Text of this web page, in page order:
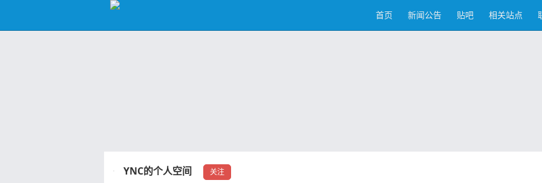
首页 新闻公告 贴吧 相关站点
YNC的个人空间 关注